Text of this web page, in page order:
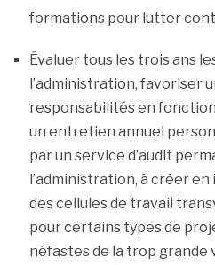
formations pour lutter
Évaluer tous les trois ans
l’administration, favoriser
responsabilités en
un entretien annuel
par un service d’audit
l’administration, à créer
des cellules de travail
pour certains types de
néfastes de la trop grande